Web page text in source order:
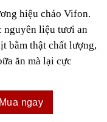
hiệu cháo Vifon.
nguyên liệu tươi an
bằm thật chất lượng,
ăn mà lại cực
Mua ngay